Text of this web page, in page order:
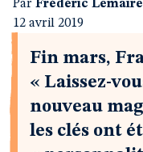
Par Frédéric Lemaire
12 avril 2019
Fin mars,
« Laissez-
nouveau
les clés ont